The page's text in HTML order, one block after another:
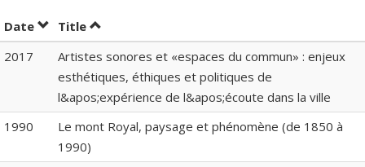
Date Sort by date in descending order
Title Sort by title in descending order
2017
Artistes sonores et «espaces du commun» : enjeux
esthétiques, éthiques et politiques de
l&apos;expérience de l&apos;écoute dans la ville
1990
Le mont Royal, paysage et phénomène (de 1850 à
1990)